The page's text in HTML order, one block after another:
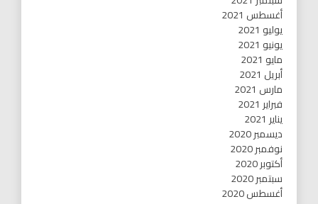
أغسطس 2021
يوليو 2021
يونيو 2021
مايو 2021
أبريل 2021
مارس 2021
فبراير 2021
يناير 2021
ديسمبر 2020
نوفمبر 2020
أكتوبر 2020
سبتمبر 2020
أغسطس 2020